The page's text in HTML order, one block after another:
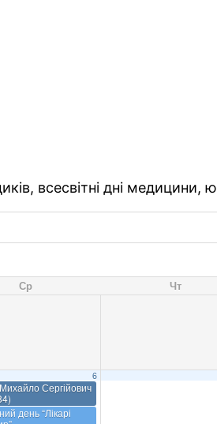
всесвітні дні медицини,
Ср Чт
6
Сергійович
день “Лікарі